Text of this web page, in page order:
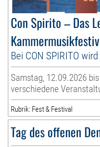
Con Spirito – Das
Bei CON SPIRITO
Samstag, 12.09.2026
verschiedene
Rubrik: Fest & Festival
Tag des offenen